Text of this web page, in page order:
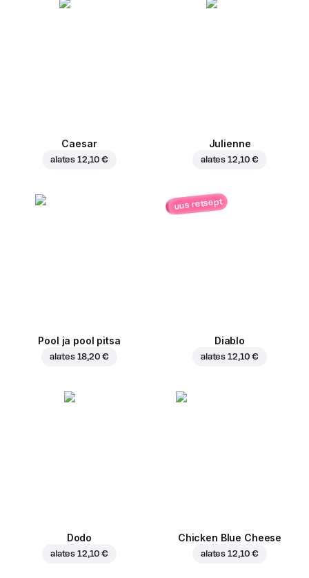
Caesar
alates 12,10 €
Julienne
alates 12,10 €
Pool ja pool pitsa
alates 18,20 €
uus retsept
Diablo
alates 12,10 €
Dodo
alates 12,10 €
Chicken Blue Cheese
alates 12,10 €